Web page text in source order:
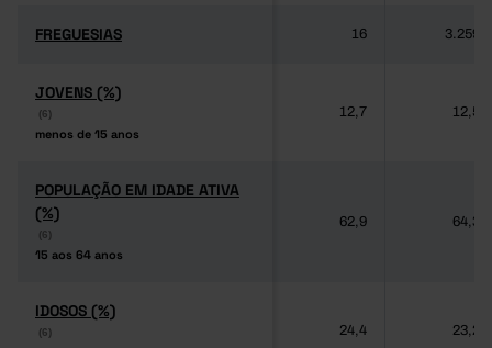
FREGUESIAS
FREGUESIAS 16 3.259
JOVENS (%)
(6)
menos de 15 anos
JOVENS (%)
(6)
menos de 15 anos
12,7 12,5
POPULAÇÃO EM IDADE ATIVA
(%)
(6)
15 aos 64 anos
POPULAÇÃO EM IDADE ATIVA
(%)
(6)
15 aos 64 anos
62,9 64,3
IDOSOS (%)
(6)
IDOSOS (%)
(6) 24,4 23,2